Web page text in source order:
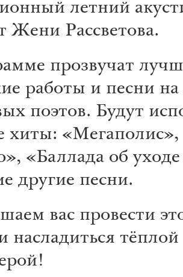
летний
Жени Рассветова.
прозвучат
работы и песни на
поэтов. Будут
хиты: «Мегаполис»,
«Баллада об
другие песни.
вас провести
насладиться